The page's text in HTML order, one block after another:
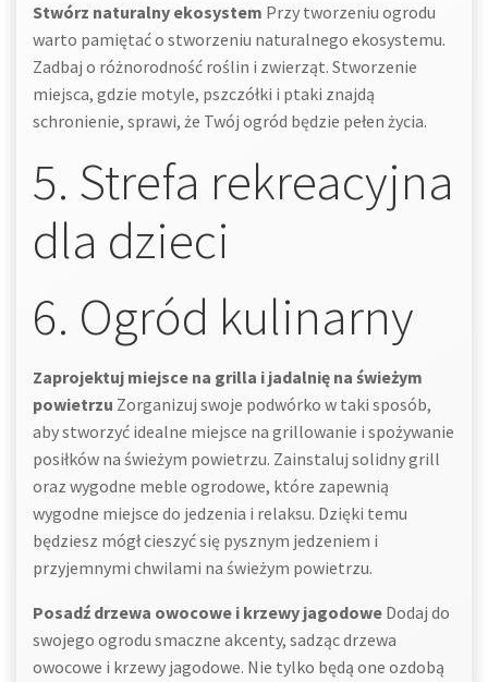
Stwórz naturalny ekosystem Przy tworzeniu ogrodu
warto pamiętać o stworzeniu naturalnego ekosystemu.
Zadbaj o różnorodność roślin i zwierząt. Stworzenie
miejsca, gdzie motyle, pszczółki i ptaki znajdą
schronienie, sprawi, że Twój ogród będzie pełen życia.
5. Strefa rekreacyjna
dla dzieci
6. Ogród kulinarny
Zaprojektuj miejsce na grilla i jadalnię na świeżym
powietrzu Zorganizuj swoje podwórko w taki sposób,
aby stworzyć idealne miejsce na grillowanie i spożywanie
posiłków na świeżym powietrzu. Zainstaluj solidny grill
oraz wygodne meble ogrodowe, które zapewnią
wygodne miejsce do jedzenia i relaksu. Dzięki temu
będziesz mógł cieszyć się pysznym jedzeniem i
przyjemnymi chwilami na świeżym powietrzu.
Posadź drzewa owocowe i krzewy jagodowe Dodaj do
swojego ogrodu smaczne akcenty, sadząc drzewa
owocowe i krzewy jagodowe. Nie tylko będą one ozdobą